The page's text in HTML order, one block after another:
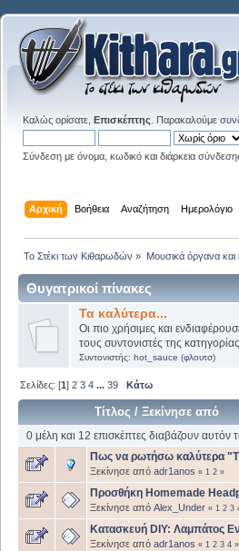
Καλώς ορίσατε, Επισκέπτης . Παρακαλούμε
Σύνδεση με όνομα, κωδικό και διάρκεια
Αρχική Βοήθεια Αναζήτηση Ημερολόγιο
Το Στέκι των Κιθαρωδών » Μουσικά όργανα και
Θυγατρικοί πίνακες
Τα καλύτερα...
Οι πιο χρήσιμες και
τους συντονιστές της κατηγορίας.
Συντονιστής: hot_sauce (φλουτσ)
Σελίδες: [1]2 3 4 ...39 Κάτω
Τίτλος /Ξεκίνησε από
0 μέλη και 12 επισκέπτες διαβάζουν αυτόν
Πως να ρωτήσω καλύτερα
Ξεκίνησε από adr1anos « 1 2 »
Προσθήκη Homemade
Ξεκίνησε από Alex_Under « 1 2 3
Κατασκευή DIY: Λαμπάτος
Ξεκίνησε από adr1anos « 1 2 3 4 »